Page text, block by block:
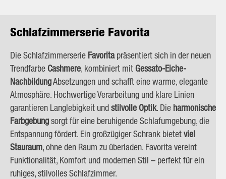
Schlafzimmerserie Favorita
Die Schlafzimmerserie Favoritapräsentiert sich in der neuen
Trendfarbe Cashmere, kombiniert mit Gessato-Eiche-
NachbildungAbsetzungen und schafft eine warme, elegante
Atmosphäre. Hochwertige Verarbeitung und klare Linien
garantieren Langlebigkeit undstilvolle Optik. Die harmonische
Farbgebungsorgt für eine beruhigende Schlafumgebung, die
Entspannung fördert. Ein großzügiger Schrank bietetviel
Stauraum, ohne den Raum zu überladen. Favorita vereint
Funktionalität, Komfort und modernen Stil – perfekt für ein
ruhiges, stilvolles Schlafzimmer.